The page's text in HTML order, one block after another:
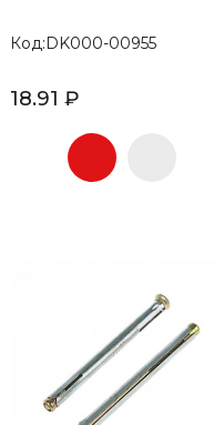
Код:DK000-00955
18.91 ₽